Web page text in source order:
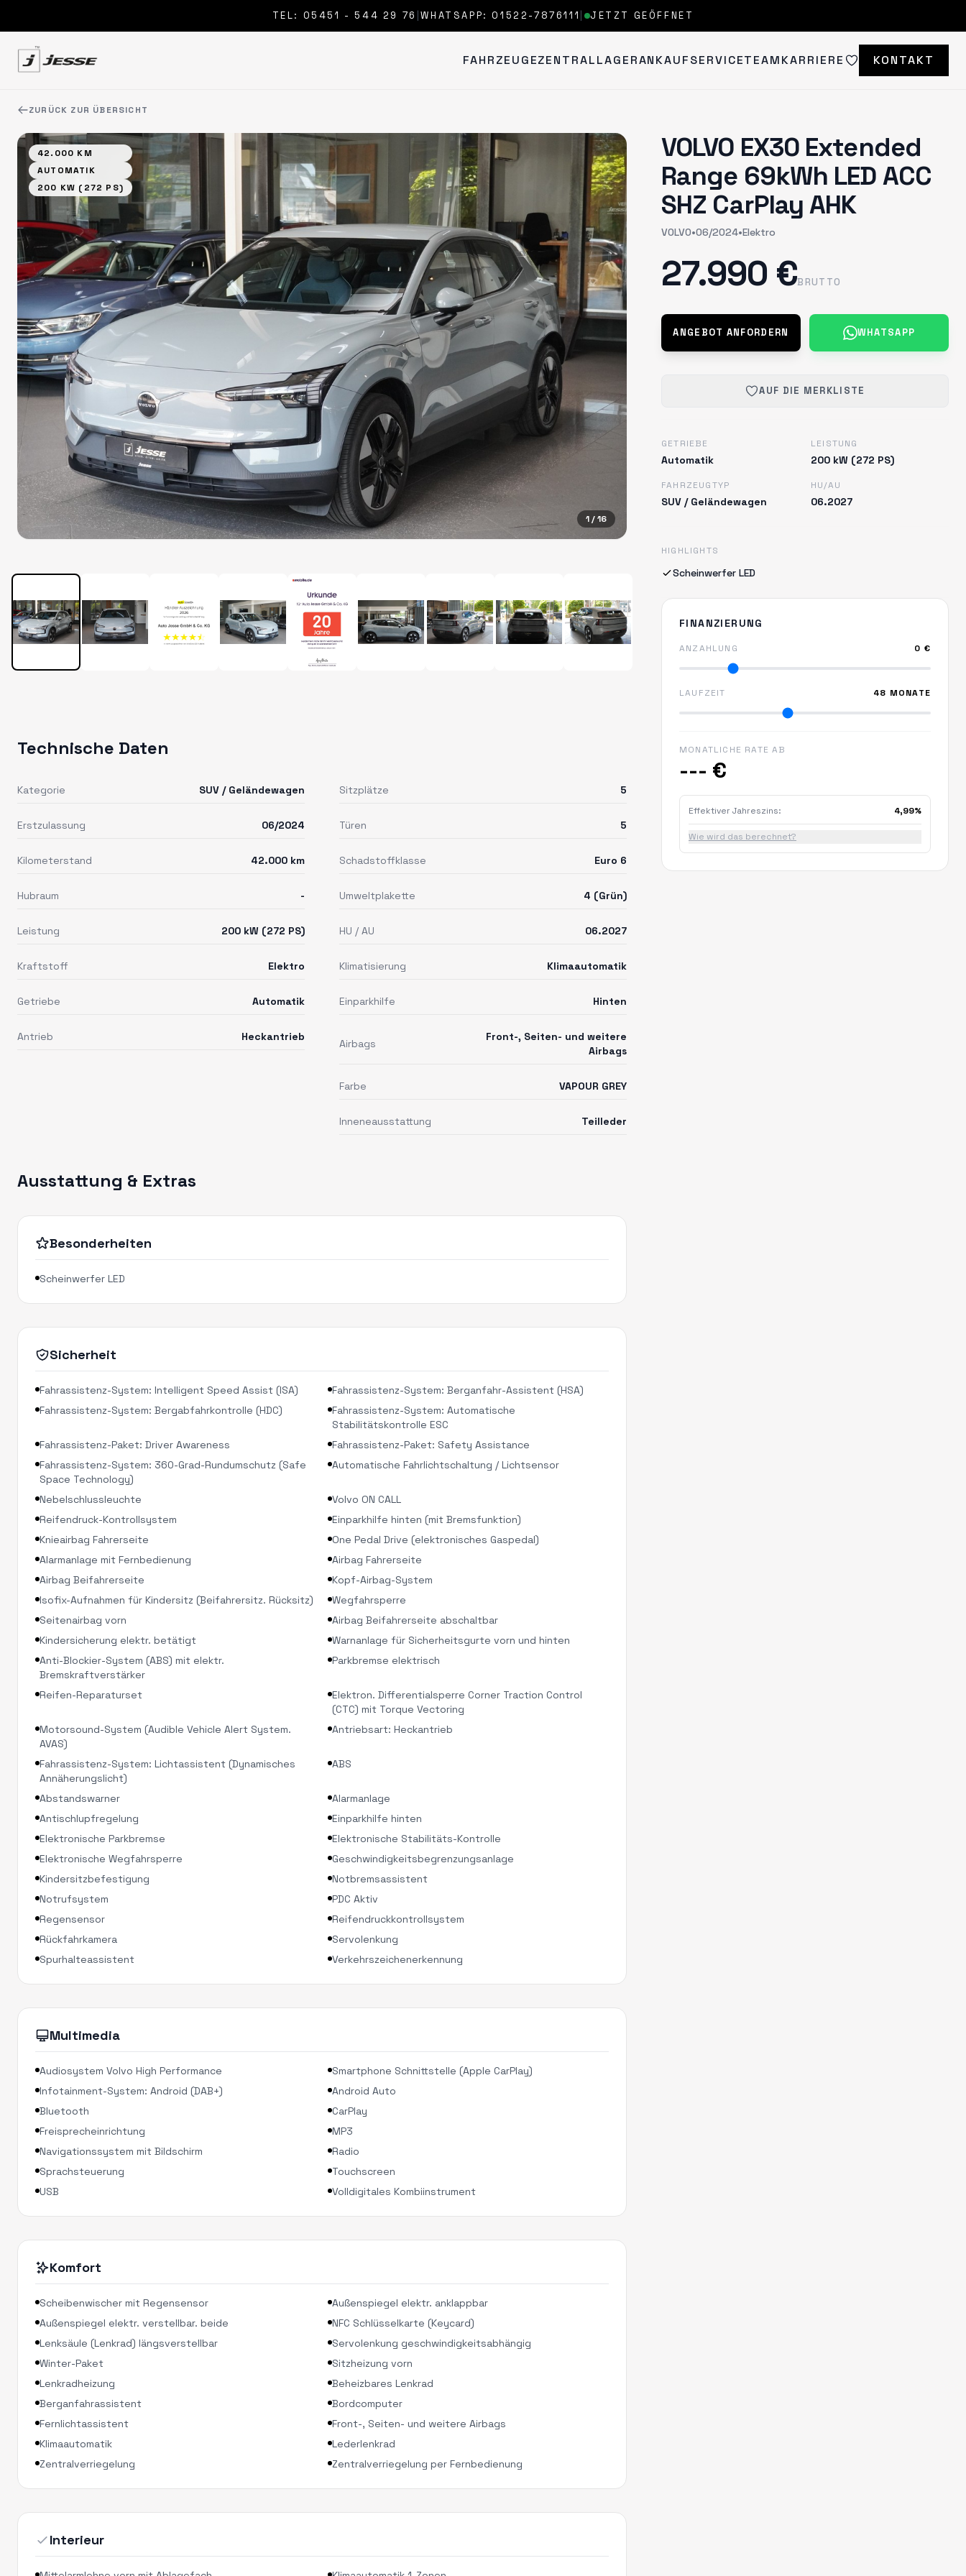
TEL: 05451 - 544 29 76 |WHATSAPP: 01522-7876111 JETZT GEÖFFNET
FAHRZEUGEZENTRALLAGERANKAUFSERVICETEAMKARRIERE KONTAKT
ZURÜCK ZUR ÜBERSICHT
1/ 16
42.000 KM
AUTOMATIK
200 KW (272 PS)
Technische Daten
Kategorie SUV / Geländewagen
Erstzulassung 06/2024
Kilometerstand 42.000 km
Hubraum -
Leistung 200 kW (272 PS)
Kraftstoff Elektro
Getriebe Automatik
Antrieb Heckantrieb
Sitzplätze 5
Türen 5
Schadstoffklasse Euro 6
Umweltplakette 4 (Grün)
HU / AU 06.2027
Klimatisierung Klimaautomatik
Einparkhilfe Hinten
Airbags
Front-, Seiten- und weitere
Airbags
Farbe VAPOUR GREY
Inneneausstattung Teilleder
Ausstattung & Extras
Besonderheiten
Scheinwerfer LED
Sicherheit
Fahrassistenz-System: Intelligent Speed Assist (ISA)
Fahrassistenz-System: Berganfahr-Assistent (HSA)
Fahrassistenz-System: Bergabfahrkontrolle (HDC)
Fahrassistenz-System: Automatische
Stabilitätskontrolle ESC
Fahrassistenz-Paket: Driver Awareness
Fahrassistenz-Paket: Safety Assistance
Fahrassistenz-System: 360-Grad-Rundumschutz (Safe
Space Technology)
Automatische Fahrlichtschaltung / Lichtsensor
Nebelschlussleuchte
Volvo ON CALL
Reifendruck-Kontrollsystem
Einparkhilfe hinten (mit Bremsfunktion)
Knieairbag Fahrerseite
One Pedal Drive (elektronisches Gaspedal)
Alarmanlage mit Fernbedienung
Airbag Fahrerseite
Airbag Beifahrerseite
Kopf-Airbag-System
Isofix-Aufnahmen für Kindersitz (Beifahrersitz. Rücksitz)
Wegfahrsperre
Seitenairbag vorn
Airbag Beifahrerseite abschaltbar
Kindersicherung elektr. betätigt
Warnanlage für Sicherheitsgurte vorn und hinten
Anti-Blockier-System (ABS) mit elektr.
Bremskraftverstärker
Parkbremse elektrisch
Reifen-Reparaturset
Elektron. Differentialsperre Corner Traction Control
(CTC) mit Torque Vectoring
Motorsound-System (Audible Vehicle Alert System.
AVAS)
Antriebsart: Heckantrieb
Fahrassistenz-System: Lichtassistent (Dynamisches
Annäherungslicht)
ABS
Abstandswarner
Alarmanlage
Antischlupfregelung
Einparkhilfe hinten
Elektronische Parkbremse
Elektronische Stabilitäts-Kontrolle
Elektronische Wegfahrsperre
Geschwindigkeitsbegrenzungsanlage
Kindersitzbefestigung
Notbremsassistent
Notrufsystem
PDC Aktiv
Regensensor
Reifendruckkontrollsystem
Rückfahrkamera
Servolenkung
Spurhalteassistent
Verkehrszeichenerkennung
Multimedia
Audiosystem Volvo High Performance
Smartphone Schnittstelle (Apple CarPlay)
Infotainment-System: Android (DAB+)
Android Auto
Bluetooth
CarPlay
Freisprecheinrichtung
MP3
Navigationssystem mit Bildschirm
Radio
Sprachsteuerung
Touchscreen
USB
Volldigitales Kombiinstrument
Komfort
Scheibenwischer mit Regensensor
Außenspiegel elektr. anklappbar
Außenspiegel elektr. verstellbar. beide
NFC Schlüsselkarte (Keycard)
Lenksäule (Lenkrad) längsverstellbar
Servolenkung geschwindigkeitsabhängig
Winter-Paket
Sitzheizung vorn
Lenkradheizung
Beheizbares Lenkrad
Berganfahrassistent
Bordcomputer
Fernlichtassistent
Front-, Seiten- und weitere Airbags
Klimaautomatik
Lederlenkrad
Zentralverriegelung
Zentralverriegelung per Fernbedienung
Interieur
VOLVO EX30 Extended
Range 69kWh LED ACC
SHZ CarPlay AHK
VOLVO•06/2024•Elektro
27.990 €BRUTTO
ANGEBOT ANFORDERN WHATSAPP
AUF DIE MERKLISTE
GETRIEBE
Automatik
LEISTUNG
200 kW (272 PS)
FAHRZEUGTYP
SUV / Geländewagen
HU/AU
06.2027
HIGHLIGHTS
Scheinwerfer LED
FINANZIERUNG
ANZAHLUNG 0 €
LAUFZEIT 48 MONATE
MONATLICHE RATE AB
--- €
Effektiver Jahreszins: 4,99%
Wie wird das berechnet?